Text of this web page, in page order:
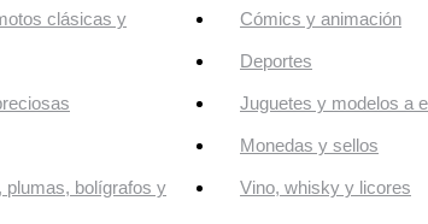
clásicas y
Cómics y animación
Deportes
Juguetes y modelos a
Monedas y sellos
plumas, bolígrafos y
Vino, whisky y licores